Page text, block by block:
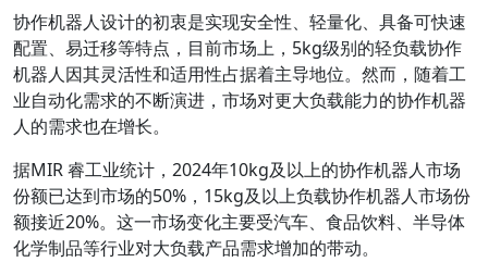
协作机器人设计的初衷是实现安全性、轻量化、具备可快速
配置、易迁移等特点，目前市场上，5kg级别的轻负载协作
机器人因其灵活性和适用性占据着主导地位。然而，随着工
业自动化需求的不断演进，市场对更大负载能力的协作机器
人的需求也在增长。
据MIR 睿工业统计，2024年10kg及以上的协作机器人市场
份额已达到市场的50%，15kg及以上负载协作机器人市场份
额接近20%。这一市场变化主要受汽车、食品饮料、半导体
化学制品等行业对大负载产品需求增加的带动。